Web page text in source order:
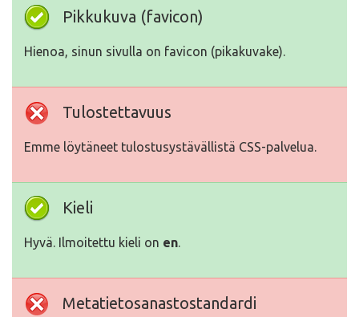
Pikkukuva (favicon)
Hienoa, sinun sivulla on favicon (pikakuvake).
Tulostettavuus
Emme löytäneet tulostusystävällistä CSS-palvelua.
Kieli
Hyvä. Ilmoitettu kieli on en.
Metatietosanastostandardi